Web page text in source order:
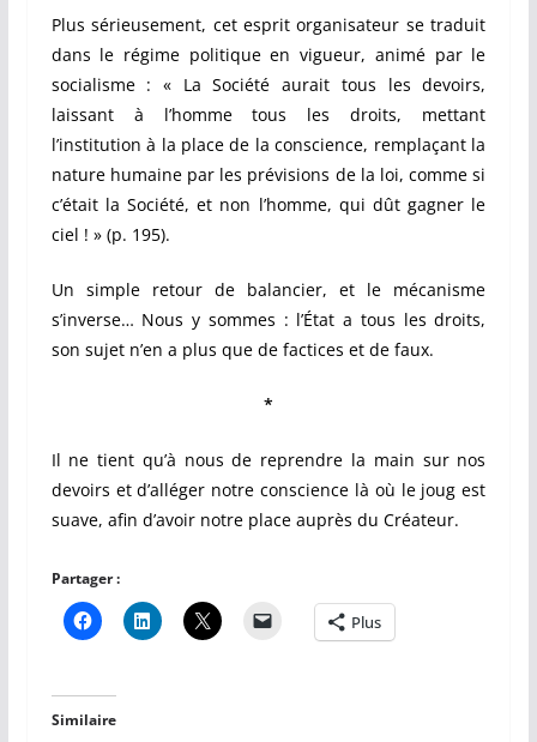
Plus sérieusement, cet esprit organisateur se traduit
dans le régime politique en vigueur, animé par le
socialisme : « La Société aurait tous les devoirs,
laissant à l’homme tous les droits, mettant
l’institution à la place de la conscience, remplaçant la
nature humaine par les prévisions de la loi, comme si
c’était la Société, et non l’homme, qui dût gagner le
ciel ! » (p. 195).
Un simple retour de balancier, et le mécanisme
s’inverse… Nous y sommes : l’État a tous les droits,
son sujet n’en a plus que de factices et de faux.
*
Il ne tient qu’à nous de reprendre la main sur nos
devoirs et d’alléger notre conscience là où le joug est
suave, afin d’avoir notre place auprès du Créateur.
Partager :
Plus
Similaire